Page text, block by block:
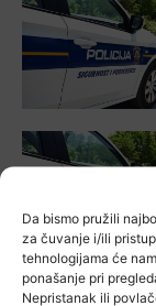
Da bismo pružili
za čuvanje i/ili
tehnologijama će
ponašanje pri
Nepristanak ili